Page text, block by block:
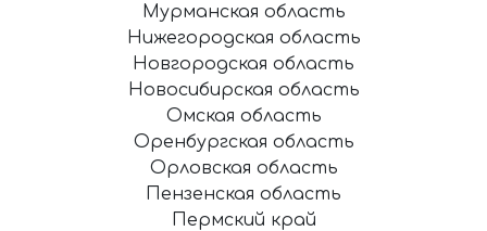
Мурманская область
Нижегородская область
Новгородская область
Новосибирская область
Омская область
Оренбургская область
Орловская область
Пензенская область
Пермский край